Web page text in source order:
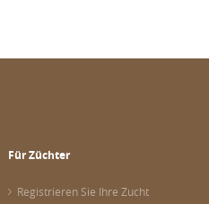
Für Züchter
Registrieren Sie Ihre Zucht